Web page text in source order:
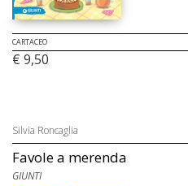
CARTACEO
€ 9,50
Silvia Roncaglia
Favole a merenda
GIUNTI